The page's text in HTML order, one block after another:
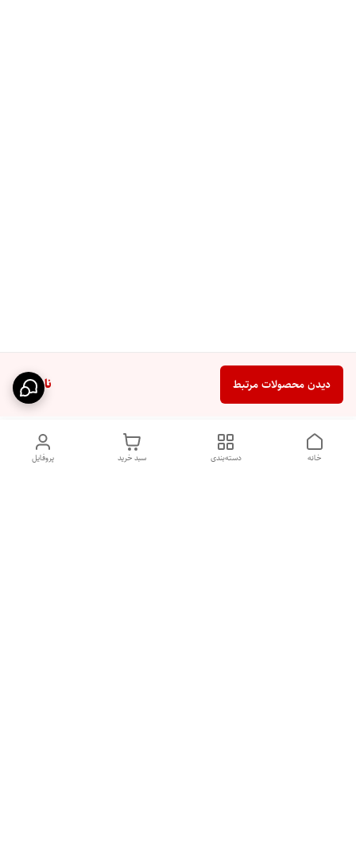
ناموجود دیدن محصولات مرتبط
پروفایل سبد خرید دسته‌بندی خانه